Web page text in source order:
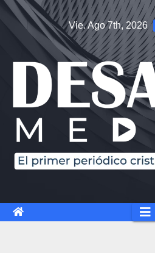
Saltar
contenido
Vie. Ago 7th, 2026